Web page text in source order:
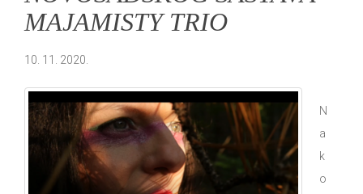
MAJAMISTY TRIO
10. 11. 2020.
N
a
k
o